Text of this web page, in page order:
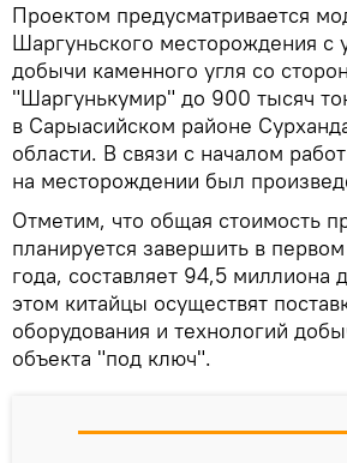
Проектом предусматривается
Шаргуньского месторождения с
добычи каменного угля со
"Шаргунькумир" до 900 тысяч
в Сарыасийском районе
области. В связи с началом
на месторождении был
Отметим, что общая стоимость
планируется завершить в
года, составляет 94,5 миллиона
этом китайцы осуществят
оборудования и технологий
объекта "под ключ".